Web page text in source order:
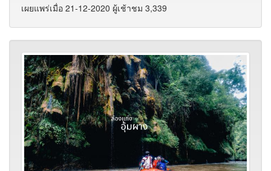
เผยแพร่เมื่อ 21-12-2020 ผู้เช้าชม 3,339